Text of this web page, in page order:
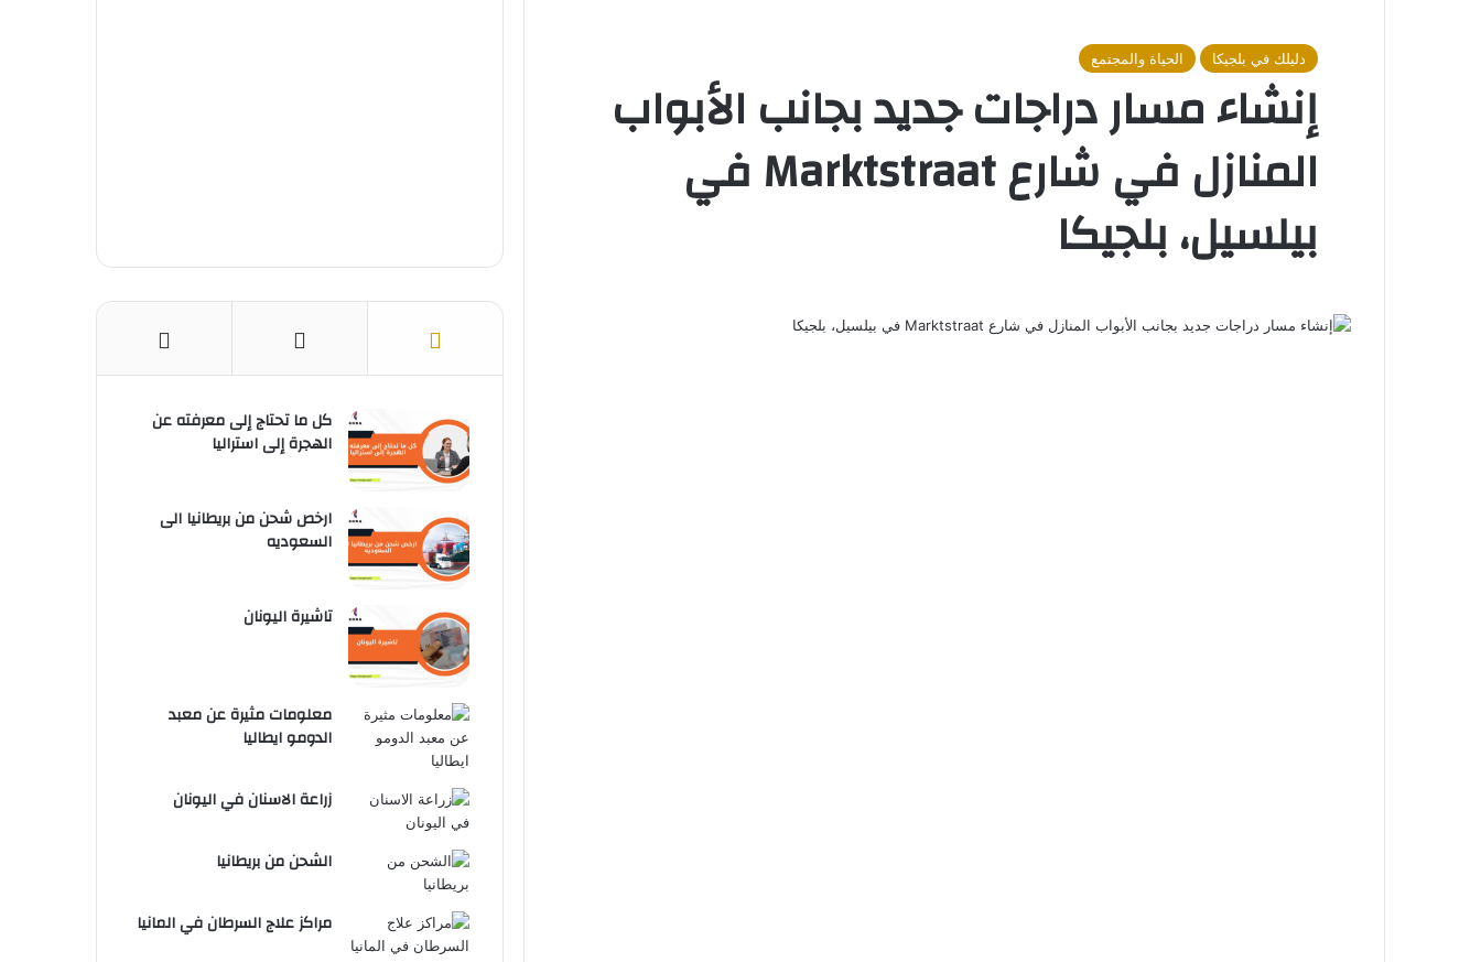
دليلك في بلجيكا الحياة والمجتمع
إنشاء مسار دراجات جديد بجانب الأبواب
المنازل في شارع Marktstraat في
بيلسيل، بلجيكا
كل ما تحتاج إلى معرفته عن
الهجرة إلى استراليا
ارخص شحن من بريطانيا الى
السعوديه
تاشيرة اليونان
معلومات مثيرة عن معبد
الدومو ايطاليا
زراعة الاسنان في اليونان
الشحن من بريطانيا
مراكز علاج السرطان في المانيا